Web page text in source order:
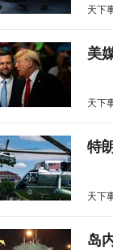
天下
美
天下
特
天下
岛